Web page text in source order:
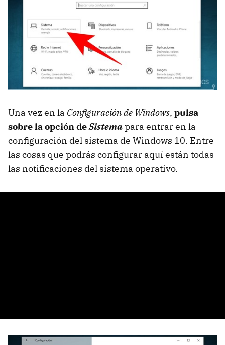
Una vez en la Configuración de Windows, pulsa
sobre la opción deSistemapara entrar en la
configuración del sistema de Windows 10. Entre
las cosas que podrás configurar aquí están todas
las notificaciones del sistema operativo.